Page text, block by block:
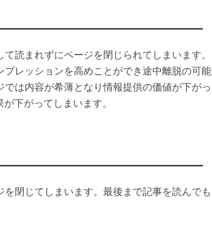
読まれずにページを閉じられてしまいます。
レッションを高めことができ途中離脱の可能
は内容が希薄となり情報提供の価値が下がっ
下がってしまいます。
閉じてしまいます。最後まで記事を読んでも